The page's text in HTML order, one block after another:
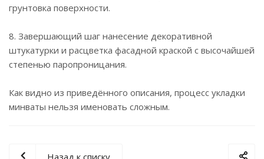
грунтовка поверхности.
8. Завершающий шаг нанесение декоративной
штукатурки и расцветка фасадной краской с высочайшей
степенью паропроницания.
Как видно из приведённого описания, процесс укладки
минваты нельзя именовать сложным.
Назад к списку